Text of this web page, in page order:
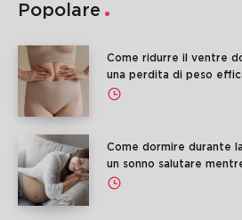
Popolare
Come ridurre il ventre
una perdita di peso
Come dormire durante
un sonno salutare